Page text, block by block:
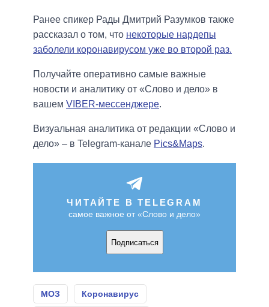
Ранее спикер Рады Дмитрий Разумков также
рассказал о том, что некоторые нардепы
заболели коронавирусом уже во второй раз.
Получайте оперативно самые важные
новости и аналитику от «Слово и дело» в
вашем VIBER-мессенджере.
Визуальная аналитика от редакции «Слово и
дело» – в Telegram-канале Pics&Maps.
ЧИТАЙТЕ В TELEGRAM
самое важное от «Слово и дело»
Подписаться
МОЗ Коронавирус